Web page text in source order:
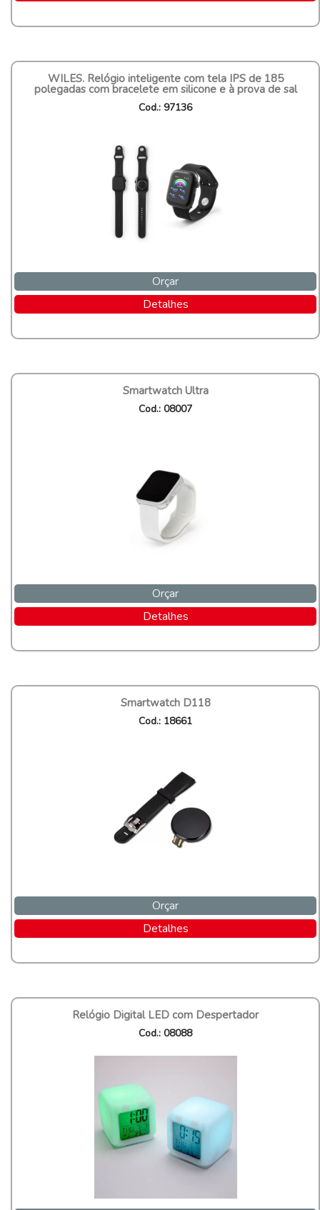
WILES. Relógio inteligente com tela IPS de 185
polegadas com bracelete em silicone e à prova de sal
Cod.: 97136
Orçar
Detalhes
Smartwatch Ultra
Cod.: 08007
Orçar
Detalhes
Smartwatch D118
Cod.: 18661
Orçar
Detalhes
Relógio Digital LED com Despertador
Cod.: 08088